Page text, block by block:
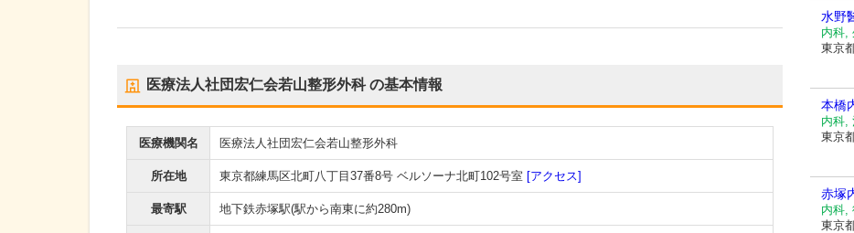
医療法人社団宏仁会若山整形外科の基本情報
医療機関名 医療法人社団宏仁会若山整形外科
所在地 東京都練馬区北町八丁目37番8号 ベルソーナ北町102号室 [アクセス]
最寄駅 地下鉄赤塚駅(駅から南東に約280m)
水野
内科,
東京
本橋
内科,
東京
赤塚
内科,
東京